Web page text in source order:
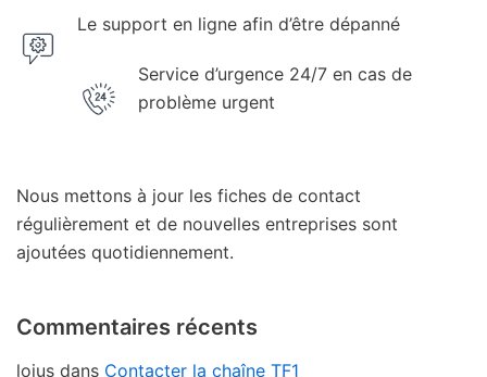
Le support en ligne afin d’être dépanné
Service d’urgence 24/7 en cas de
problème urgent
Nous mettons à jour les fiches de contact
régulièrement et de nouvelles entreprises sont
ajoutées quotidiennement.
Commentaires récents
loius dans Contacter la chaîne TF1